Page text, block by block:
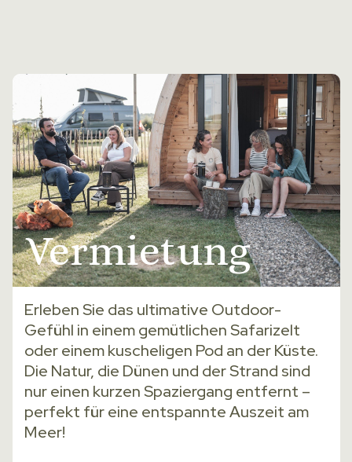
Vermietung
Erleben Sie das ultimative Outdoor-
Gefühl in einem gemütlichen Safarizelt
oder einem kuscheligen Pod an der Küste.
Die Natur, die Dünen und der Strand sind
nur einen kurzen Spaziergang entfernt –
perfekt für eine entspannte Auszeit am
Meer!